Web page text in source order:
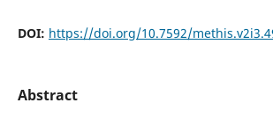
DOI: https://doi.org/10.7592/
Abstract